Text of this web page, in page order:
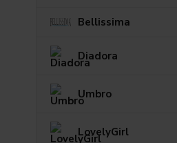
Bellissima
Diadora
Umbro
LovelyGirl